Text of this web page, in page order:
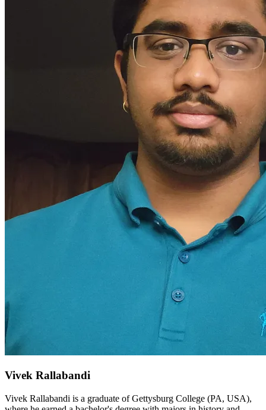
Vivek Rallabandi
Vivek Rallabandi is a graduate of Gettysburg College (PA, USA),